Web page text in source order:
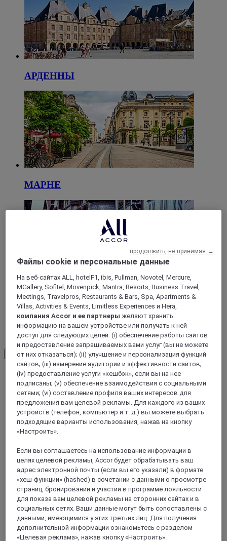
АРДЕННЫ
МАРНЕ
ОБ
ВЕРХНЯЯ МАРНА
Load More See more items
REIMS, Франция
Mercure Reims Parc des Expositions Hotel
With works by Reims artists in its living spaces, the Mercure
Reims Parc des Expositions offers a sense of well-being on
Файлы cookie и персональные данные
На веб-сайтах ALL, hotelF1, ibis, Pullman, Novotel, Mercure,
MGallery, Sofitel, Movenpick, Mantra, Resorts, Business Travel,
Meetings, Travelpros, Restaurants & Bars, Spa, Apartments &
Villas, Activities & Events, Limitless Experiences и Hera,
компания Accor и ее партнеры желают хранить
информацию на вашем устройстве или получать к ней
доступ для следующих целей: (i) обеспечение работы сайтов
и предоставление запрашиваемых вами услуг (вы не можете
от них отказаться); (ii) улучшение и персонализация функций
сайтов; (iii) измерение аудитории и эффективности сайтов;
(iv) предоставление услуги «кешбэк», если вы на нее
подписаны; (v) обеспечение взаимодействия с социальными
сетями; (vi) составление профиля ваших интересов для
предложения вам целевой рекламы. Для каждого из ваших
устройств (телефон, компьютер и т. д.) вы можете выбрать
подходящие варианты использования, нажав на кнопку
«Настроить».
Если вы соглашаетесь на использование информации в
целях целевой рекламы, Accor будет обрабатывать ваш
адрес электронной почты (если вы его указали) в формате
«хеш-функции» (hashed) в сочетании с данными о просмотре
страниц, бронировании и участии в программе лояльности
для показа вам целевой рекламы на сторонних сайтах и в
социальных сетях. Ваши данные могут быть сопоставлены с
данными, имеющимися у этих третьих лиц. Для получения
дополнительной информации ознакомьтесь с разделом
«Целевая реклама», нажав кнопку «Настроить».
продолжить, не принимая →